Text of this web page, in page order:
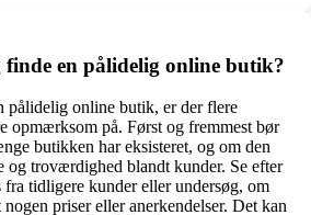
en pålidelig online butik?
pålidelig online butik, er der flere
opmærksom på. Først og fremmest bør
butikken har eksisteret, og om den
og troværdighed blandt kunder. Se efter
fra tidligere kunder eller undersøg, om
priser eller anerkendelser. Det kan